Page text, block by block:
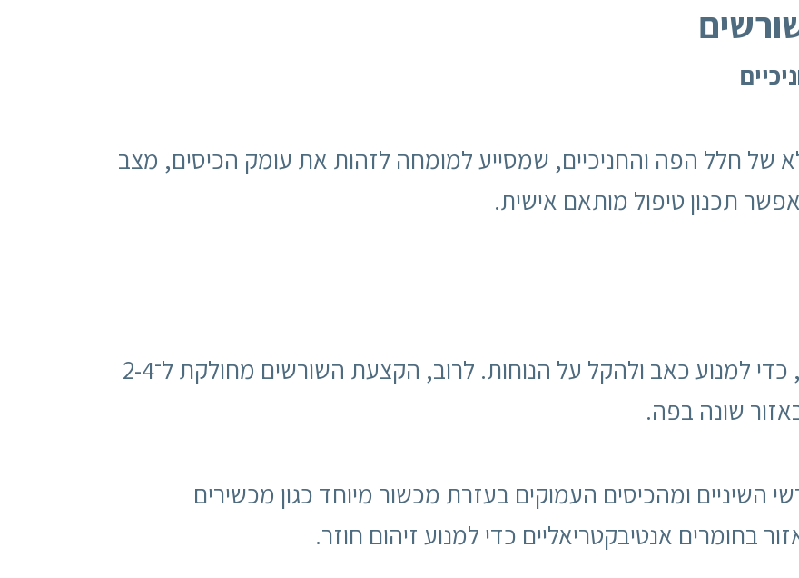
של חלל הפה והחניכיים, שמסייע למומחה לזהות את עומק הכיסים, מצב
תכנון טיפול מותאם אישית.
הטיפול נעשה תחת הרדמה מקומית, כדי למנוע כאב ולהקל על הנוחות. לרוב, הקצעת השורשים מחולקת ל־2-4
שונה בפה.
השיניים ומהכיסים העמוקים בעזרת מכשור מיוחד כגון מכשירים
בחומרים אנטיבקטריאליים כדי למנוע זיהום חוזר.